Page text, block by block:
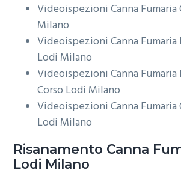
Videoispezioni Canna Fumaria
Milano
Videoispezioni Canna Fumaria
Lodi Milano
Videoispezioni Canna
Corso Lodi Milano
Videoispezioni Canna Fumaria
Lodi Milano
Risanamento Canna
Lodi Milano